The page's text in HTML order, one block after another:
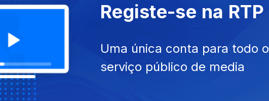
de confiar
Registe-se na RTP
Uma única conta para todo o
serviço público de media